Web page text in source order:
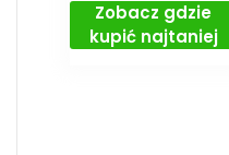
Zobacz gdzie
kupić najtaniej